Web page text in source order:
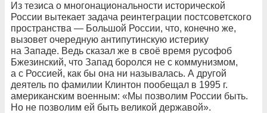
Из тезиса о многонациональности исторической
России вытекает задача реинтеграции постсоветского
пространства — Большой России, что, конечно же,
вызовет очередную антипутинскую истерику
на Западе. Ведь сказал же в своё время русофоб
Бжезинский, что Запад боролся не с коммунизмом,
а с Россией, как бы она ни называлась. А другой
деятель по фамилии Клинтон пообещал в 1995 г.
американским военным: «Мы позволим России быть.
Но не позволим ей быть великой державой».